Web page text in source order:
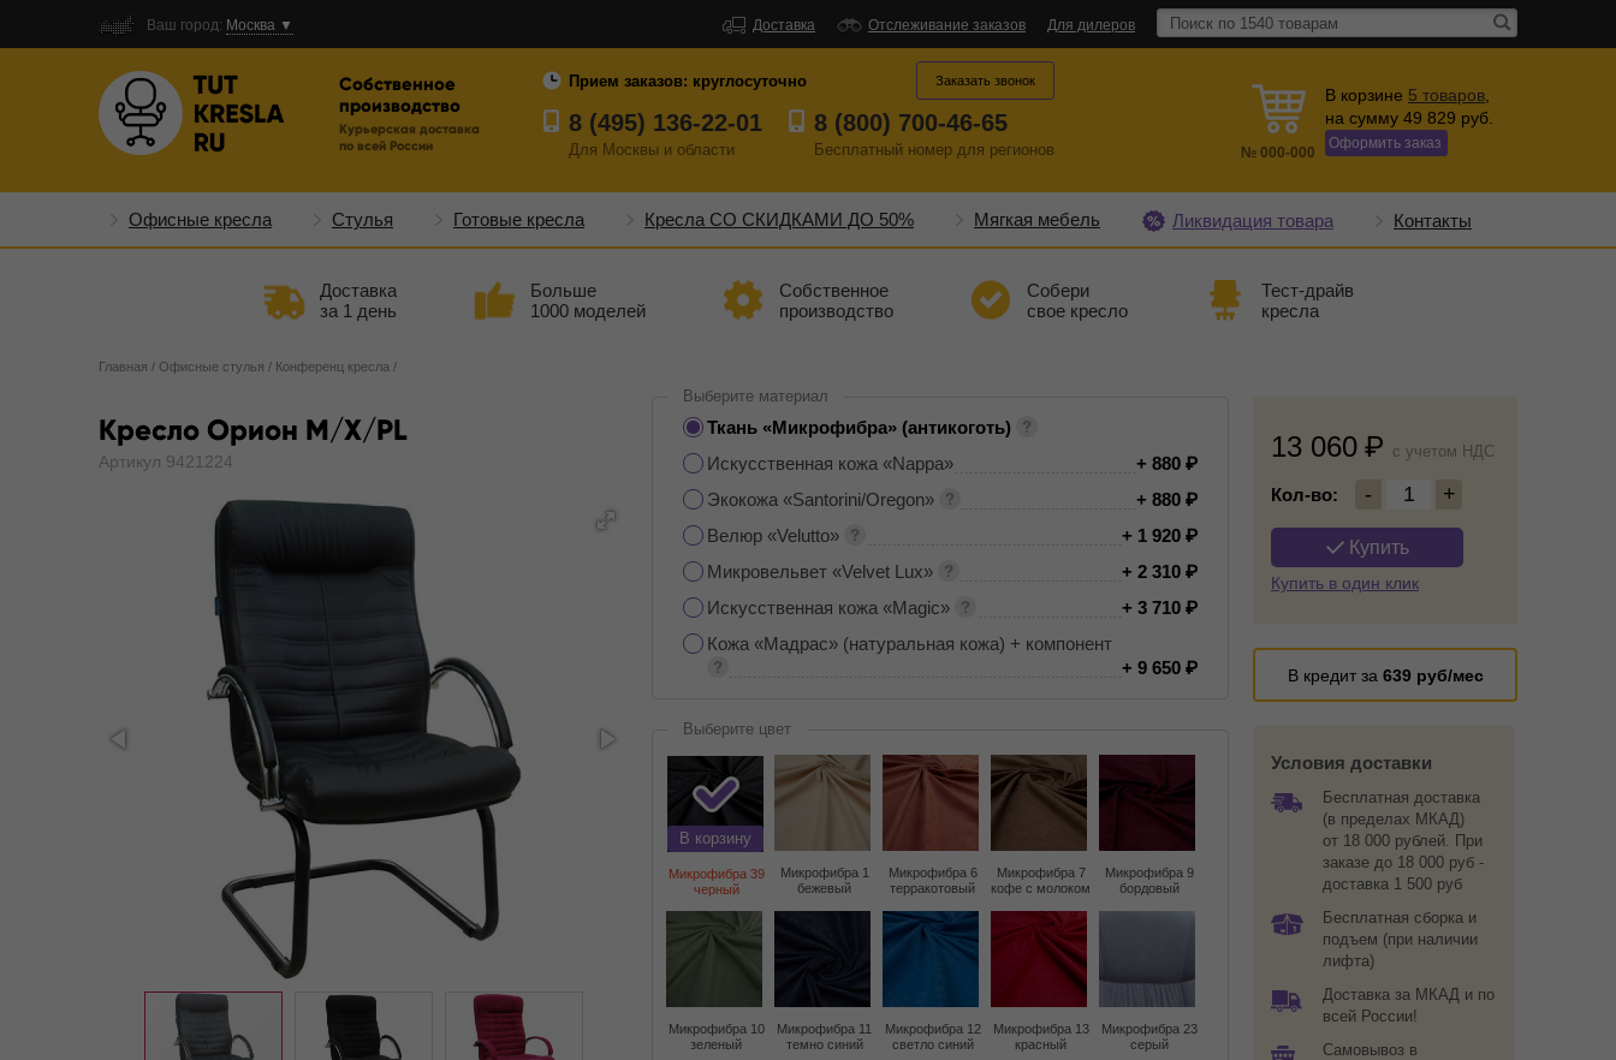
Ваш город: Москва ▼ Доставка Отслеживание заказов Для дилеров
Собственное
производство
Курьерская доставка
по всей России
Прием заказов: круглосуточно
8 (495) 136-22-01
Для Москвы и области
8 (800) 700-46-65
Бесплатный номер для регионов
Заказать звонок
№ 000-000
В корзине 5 товаров
на сумму 49 829 руб.
Оформить заказ
Офисные кресла Стулья Готовые кресла Кресла СО СКИДКАМИ ДО 50% Мягкая мебель Ликвидация товара Контакты
Доставка
за 1 день
Больше
1000 моделей
Собственное
производство
Собери
свое кресло
Тест-драйв
кресла
Главная / Офисные стулья / Конференц кресла /
Кресло Орион M/X/PL
Артикул 9421224 13 060 c учетом НДС
Кол-во: - 1 +
Купить
Купить в один клик
В кредит за 639руб/мес
Условия доставки
Бесплатная доставка
(в пределах МКАД)
от 18 000 рублей. При
заказе до 18 000 руб -
доставка 1 500 руб
Бесплатная сборка и
подъем (при наличии
лифта)
Доставка за МКАД и по
всей России!
Самовывоз в
Выберите материал
Ткань «Микрофибра» (антикоготь)
Искусственная кожа «Nappa»
+ 880
Экокожа «Santorini/Oregon»
+ 880
Велюр «Velutto»
+ 1 920
Микровельвет «Velvet Lux»
+ 2 310
Искусственная кожа «Magic»
+ 3 710
Кожа «Мадрас» (натуральная кожа) + компонент
+ 9 650
Выберите цвет
В корзину
Микрофибра 39
черный
Микрофибра 1
бежевый
Микрофибра 6
терракотовый
Микрофибра 7
кофе с молоком
Микрофибра 9
бордовый
Микрофибра 10
зеленый
Микрофибра 11
темно синий
Микрофибра 12
светло синий
Микрофибра 13
красный
Микрофибра 23
серый